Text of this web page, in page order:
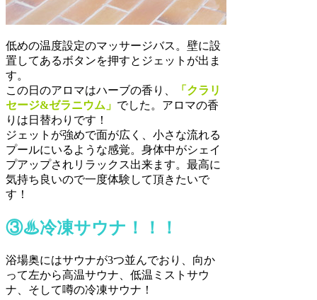
低めの温度設定のマッサージバス。壁に設
置してあるボタンを押すとジェットが出ま
す。
この日のアロマはハーブの香り、
「クラリ
セージ&ゼラニウム」 でした。アロマの香
りは日替わりです！
ジェットが強めで面が広く、小さな流れる
プールにいるような感覚。身体中がシェイ
プアップされリラックス出来ます。最高に
気持ち良いので一度体験して頂きたいで
す！
③♨︎冷凍サウナ！！！
浴場奥にはサウナが3つ並んでおり、向か
って左から高温サウナ、低温ミストサウ
ナ、そして噂の冷凍サウナ！